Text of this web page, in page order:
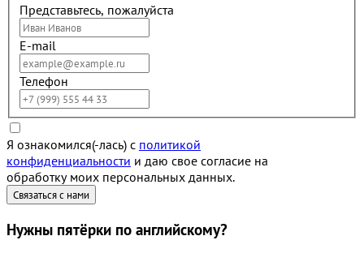
Представьтесь, пожалуйста
E-mail
Телефон
Я ознакомился(-лась) с политикой
конфиденциальности и даю свое согласие на
обработку моих персональных данных.
Нужны пятёрки по английскому?